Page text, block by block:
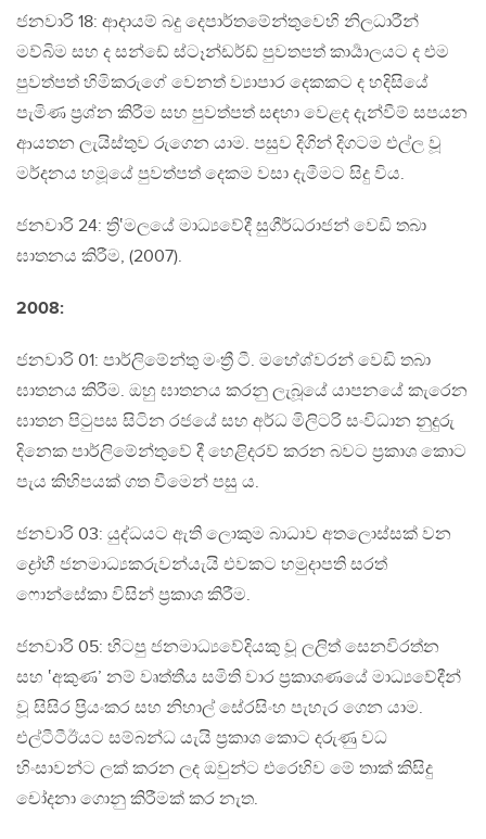
ජනවාරි 18: ආදායම් බදු දෙපාර්තමේන්තුවෙහි නිලධාරීන්
මව්බිම සහ ද සන්ඩේ ස්ටෑන්ඩර්ඩ් පුවතපත් කාර්‍යාලයට ද එම
පුවත්පත් හිමිකරුගේ වෙනත් ව්‍යාපාර දෙකකට ද හදිසියේ
පැමිණ ප්‍රශ්න කිරීම සහ පුවත්පත් සඳහා වෙළද දැන්වීම් සපයන
ආයතන ලැයිස්තුව රුගෙන යාම. පසුව දිගින් දිගටම එල්ල වූ
මර්දනය හමූයේ පුවත්පත් දෙකම වසා දැමීමට සිදු විය.
ජනවාරි 24: ත්‍රි‛මලයේ මාධ්‍යවේදී සුගීර්ධරාජන් වෙඩි තබා
ඝාතනය කිරීම, (2007).
2008:
ජනවාරි 01: පාර්ලිමේන්තු මංත්‍රී ටී. මහේශ්වරන් වෙඩි තබා
ඝාතනය කිරීම. ඔහු ඝාතනය කරනු ලැබූයේ යාපනයේ කැරෙන
ඝාතන පිටුපස සිටින රජයේ සහ අර්ධ මිලිටරි සංවිධාන නුදුරු
දිනෙක පාර්ලිමේන්තුවේ දී හෙළිදරව් කරන බවට ප්‍රකාශ කොට
පැය කිහිපයක් ගත වීමෙන් පසු ය.
ජනවාරි 03: යුද්ධයට ඇති ලොකුම බාධාව අතලොස්සක් වන
ද්‍රෝහී ජනමාධ්‍යකරුවන්යැයි එවකට හමුදාපති සරත්
ෆොන්සේකා විසින් ප්‍රකාශ කිරීම.
ජනවාරි 05: හිටපු ජනමාධ්‍යවේදියකු වූ ලලිත් සෙනවිරත්න
සහ ‛අකුණ’ නම් වෘත්තීය සමිති වාර ප්‍රකාශණයේ මාධ්‍යවේදීන්
වූ සිසිර ප්‍රියංකර සහ නිහාල් සේරසිංහ පැහැර ගෙන යාම.
එල්ටීටීඊයට සම්බන්ධ යැයි ප්‍රකාශ කොට දරුණු වධ
හිංසාවන්ට ලක් කරන ලද ඔවුන්ට එරෙහිව මේ තාක් කිසිදු
චෝදනා ගොනු කිරීමක් කර නැත.